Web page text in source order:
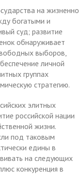
на жизненно
богатыми и
суд; развитие
обнаруживает
выборов,
личной
группах
стратегию.
элитных
российской нации
жизни.
под таковым
едины в
на следующих
конкуренция в